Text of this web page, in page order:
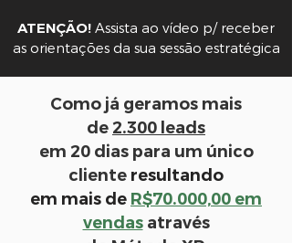
ATENÇÃO! Assista ao vídeo p/ receber
as orientações da sua sessão estratégica
Como já geramos mais
de 2.300 leads
em 20 dias para um único
cliente resultando
em mais de R$70.000,00 em
vendasatravés